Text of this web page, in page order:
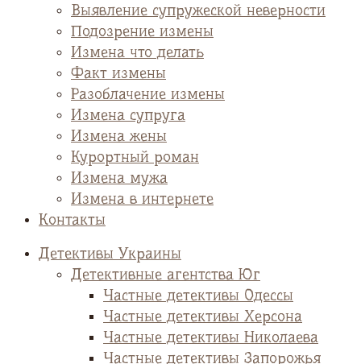
Выявление супружеской неверности
Подозрение измены
Измена что делать
Факт измены
Разоблачение измены
Измена супруга
Измена жены
Курортный роман
Измена мужа
Измена в интернете
Контакты
Детективы Украины
Детективные агентства Юг
Частные детективы Одессы
Частные детективы Херсона
Частные детективы Николаева
Частные детективы Запорожья